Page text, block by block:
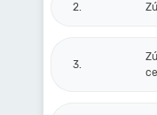
2.
3.